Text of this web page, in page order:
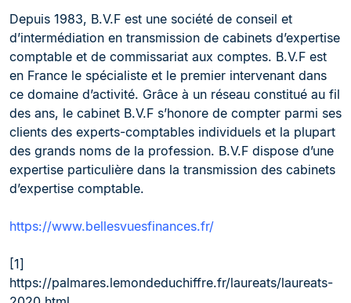
Depuis 1983, B.V.F est une société de conseil et
d’intermédiation en transmission de cabinets d’expertise
comptable et de commissariat aux comptes. B.V.F est
en France le spécialiste et le premier intervenant dans
ce domaine d’activité. Grâce à un réseau constitué au fil
des ans, le cabinet B.V.F s’honore de compter parmi ses
clients des experts-comptables individuels et la plupart
des grands noms de la profession. B.V.F dispose d’une
expertise particulière dans la transmission des cabinets
d’expertise comptable.
https://www.bellesvuesfinances.fr/
[1]
https://palmares.lemondeduchiffre.fr/laureats/laureats-